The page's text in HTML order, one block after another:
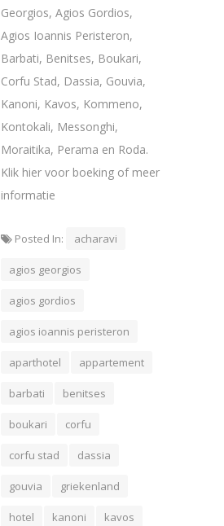
Georgios, Agios Gordios,
Agios Ioannis Peristeron,
Barbati, Benitses, Boukari,
Corfu Stad, Dassia, Gouvia,
Kanoni, Kavos, Kommeno,
Kontokali, Messonghi,
Moraitika, Perama en Roda.
Klik hier voor boeking of meer
informatie
Posted In: acharavi
agios georgios
agios gordios
agios ioannis peristeron
aparthotel appartement
barbati benitses
boukari corfu
corfu stad dassia
gouvia griekenland
hotel kanoni kavos